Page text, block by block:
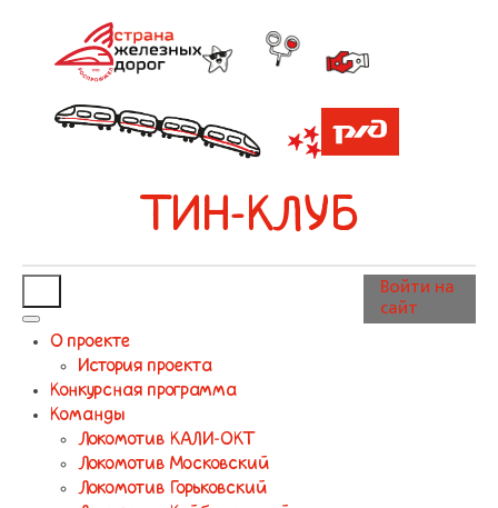
ТИН-КЛУБ
О проекте
История проекта
Конкурсная программа
Команды
Локомотив КАЛИ-ОКТ
Локомотив Московский
Локомотив Горьковский
Войти на
сайт